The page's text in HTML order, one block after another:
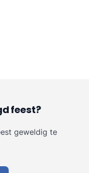
feest?
geweldig te